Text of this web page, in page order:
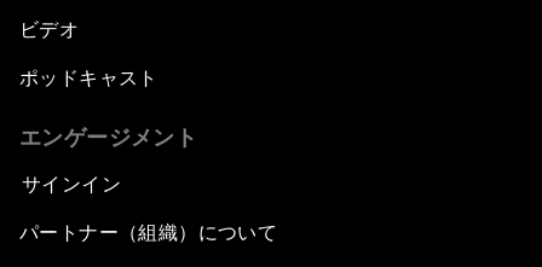
ビデオ
ポッドキャスト
エンゲージメント
サインイン
パートナー（組織）について